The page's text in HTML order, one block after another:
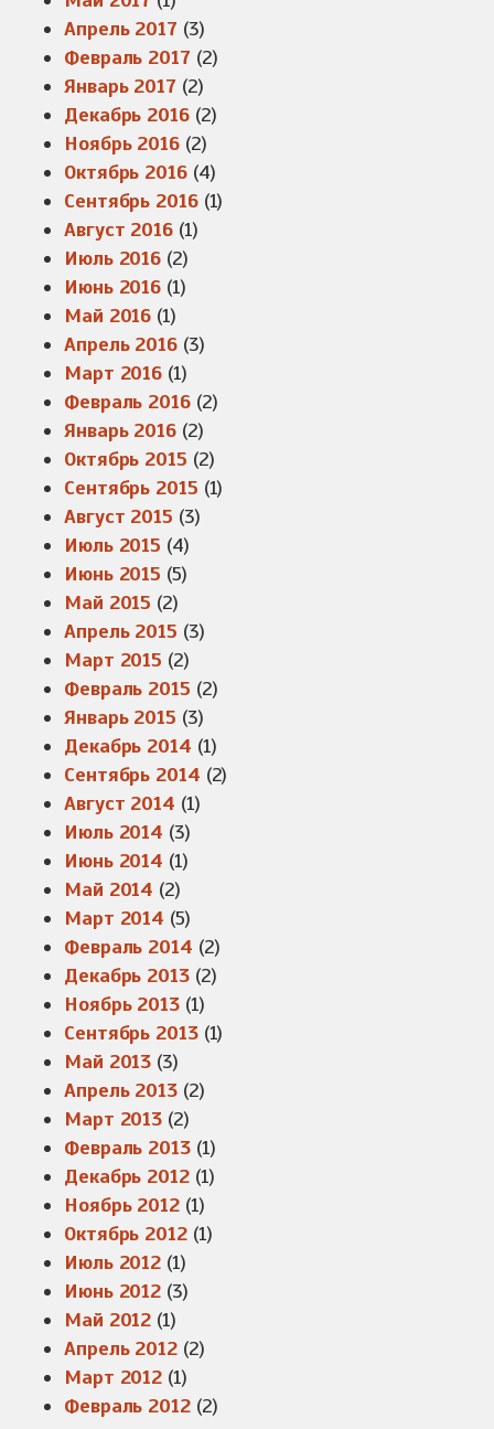
Апрель 2017 (3)
Февраль 2017 (2)
Январь 2017 (2)
Декабрь 2016(2)
Ноябрь 2016(2)
Октябрь 2016(4)
Сентябрь 2016(1)
Август 2016(1)
Июль 2016 (2)
Июнь 2016 (1)
Май 2016 (1)
Апрель 2016(3)
Март 2016 (1)
Февраль 2016(2)
Январь 2016(2)
Октябрь 2015 (2)
Сентябрь 2015 (1)
Август 2015 (3)
Июль 2015 (4)
Июнь 2015 (5)
Май 2015 (2)
Апрель 2015 (3)
Март 2015 (2)
Февраль 2015 (2)
Январь 2015 (3)
Декабрь 2014 (1)
Сентябрь 2014 (2)
Август 2014 (1)
Июль 2014 (3)
Июнь 2014 (1)
Май 2014 (2)
Март 2014 (5)
Февраль 2014 (2)
Декабрь 2013(2)
Ноябрь 2013(1)
Сентябрь 2013(1)
Май 2013 (3)
Апрель 2013(2)
Март 2013 (2)
Февраль 2013(1)
Декабрь 2012(1)
Ноябрь 2012(1)
Октябрь 2012(1)
Июль 2012 (1)
Июнь 2012 (3)
Май 2012 (1)
Апрель 2012(2)
Март 2012 (1)
Февраль 2012(2)